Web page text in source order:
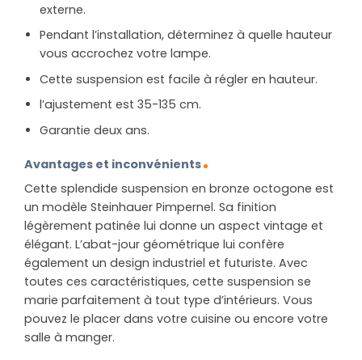
externe.
Pendant l’installation, déterminez à quelle hauteur
vous accrochez votre lampe.
Cette suspension est facile à régler en hauteur.
l’ajustement est 35-135 cm.
Garantie deux ans.
Avantages et inconvénients
Cette splendide suspension en bronze octogone est
un modèle Steinhauer Pimpernel. Sa finition
légèrement patinée lui donne un aspect vintage et
élégant. L’abat-jour géométrique lui confère
également un design industriel et futuriste. Avec
toutes ces caractéristiques, cette suspension se
marie parfaitement à tout type d’intérieurs. Vous
pouvez le placer dans votre cuisine ou encore votre
salle à manger.